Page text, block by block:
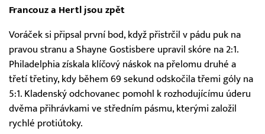
Francouz a Hertl jsou zpět
Voráček si připsal první bod, když přistrčil v pádu puk na
pravou stranu a Shayne Gostisbere upravil skóre na 2:1.
Philadelphia získala klíčový náskok na přelomu druhé a
třetí třetiny, kdy během 69 sekund odskočila třemi góly na
5:1. Kladenský odchovanec pomohl k rozhodujícímu úderu
dvěma přihrávkami ve středním pásmu, kterými založil
rychlé protiútoky.